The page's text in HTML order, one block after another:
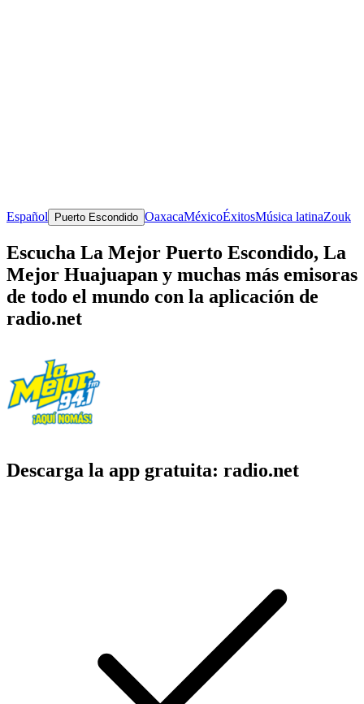
Español Puerto Escondido OaxacaMéxicoÉxitosMúsica latinaZouk
Escucha La Mejor Puerto Escondido, La
Mejor Huajuapan y muchas más emisoras
de todo el mundo con la aplicación de
radio.net
Descarga la app gratuita: radio.net